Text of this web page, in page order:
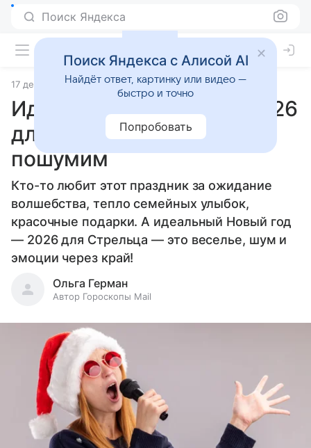
Поиск Яндекса
17 декабря 2025 Источник:Гороскопы Mail Статьи
Идеальный Новый год 2026
для Стрельца: ну что,
пошумим
Кто-то любит этот праздник за ожидание
волшебства, тепло семейных улыбок,
красочные подарки. А идеальный Новый год
— 2026 для Стрельца — это веселье, шум и
эмоции через край!
Ольга Герман
Автор Гороскопы Mail
Поиск Яндекса с Алисой AI
Найдёт ответ, картинку или видео —
быстро и точно
Попробовать